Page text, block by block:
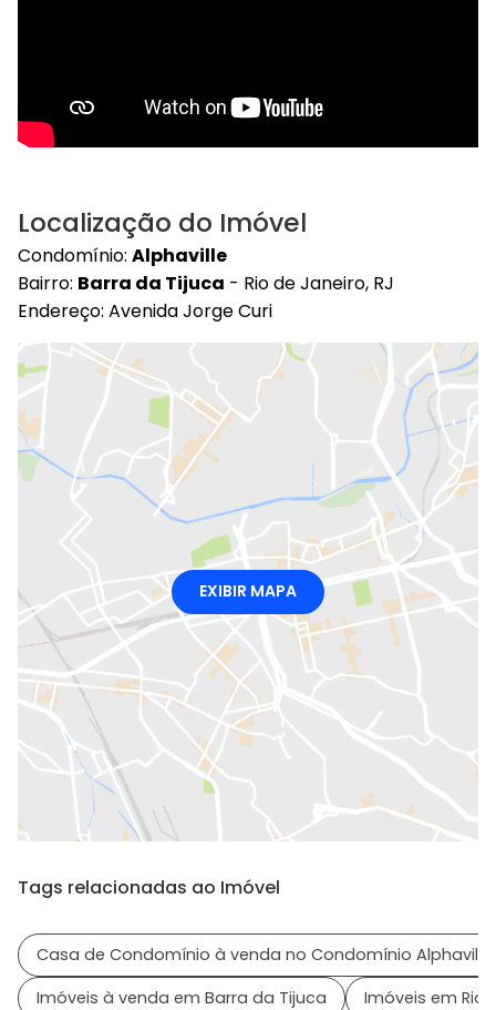
Localização do Imóvel
Condomínio: Alphaville
Bairro: Barra da Tijuca - Rio de Janeiro, RJ
Endereço: Avenida Jorge Curi
EXIBIR MAPA
Tags relacionadas ao Imóvel
Casa de Condomínio à venda no Condomínio Alphaville
Imóveis à venda em Barra da Tijuca
Imóveis em Rio